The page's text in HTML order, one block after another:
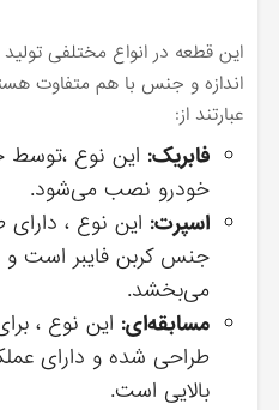
این قطعه در انواع مختلفی
اندازه و جنس با هم متفاوت
عبارتند از:
فابریک: این نوع ،توسط
خودرو نصب می‌شود.
اسپرت: این نوع ،
جنس کربن فایبر است
می‌بخشد.
مسابقه‌ای: این نوع ،
طراحی شده و دارای
بالایی است.